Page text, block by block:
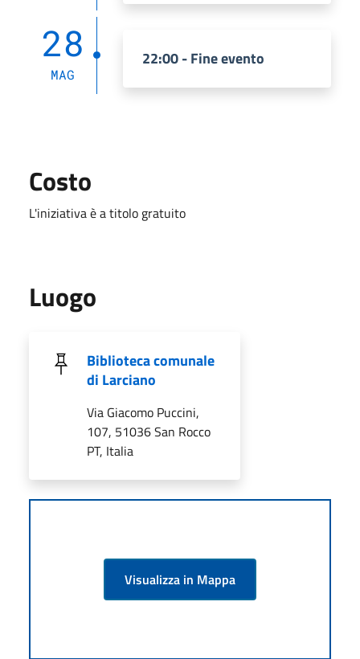
28
MAG
22:00 - Fine evento
Costo
L'iniziativa è a titolo gratuito
Luogo
Biblioteca comunale
di Larciano
Via Giacomo Puccini,
107, 51036 San Rocco
PT, Italia
Visualizza in Mappa